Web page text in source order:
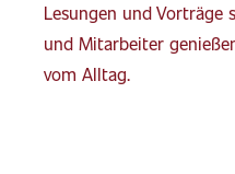
Lesungen und Vorträge
und Mitarbeiter
vom Alltag.